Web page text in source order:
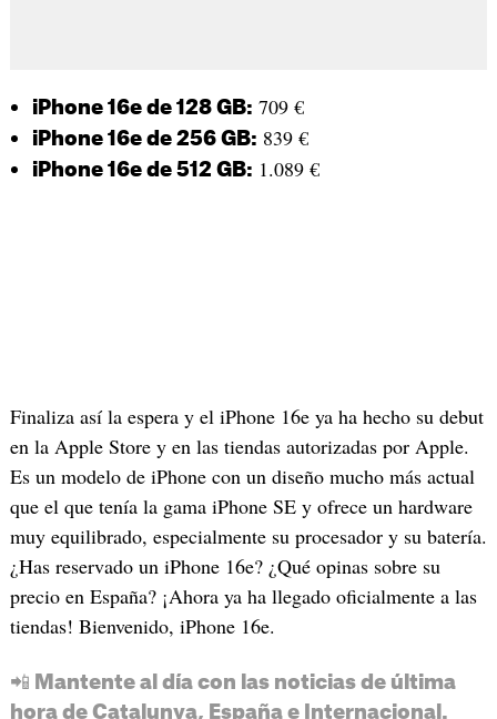
iPhone 16e de 128 GB: 709 €
iPhone 16e de 256 GB: 839 €
iPhone 16e de 512 GB: 1.089 €
Finaliza así la espera y el iPhone 16e ya ha hecho su debut
en la Apple Store y en las tiendas autorizadas por Apple.
Es un modelo de iPhone con un diseño mucho más actual
que el que tenía la gama iPhone SE y ofrece un hardware
muy equilibrado, especialmente su procesador y su batería.
¿Has reservado un iPhone 16e? ¿Qué opinas sobre su
precio en España? ¡Ahora ya ha llegado oficialmente a las
tiendas! Bienvenido, iPhone 16e.
📲 Mantente al día con las noticias de última
hora de Catalunya, España e Internacional.